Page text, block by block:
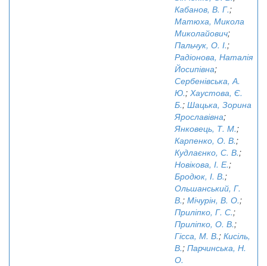
Кабанов, В. Г.;
Матюха, Микола
Миколайович;
Пальчук, О. І.;
Радіонова, Наталія
Йосипівна;
Сербенівська, А.
Ю.; Хаустова, Є.
Б.; Шацька, Зорина
Ярославівна;
Янковець, Т. М.;
Карпенко, О. В.;
Кудлаєнко, С. В.;
Новікова, І. Е.;
Бродюк, І. В.;
Ольшанський, Г.
В.; Мічурін, В. О.;
Приліпко, Г. С.;
Приліпко, О. В.;
Гісса, М. В.; Кисіль,
В.; Парчинська, Н.
О.